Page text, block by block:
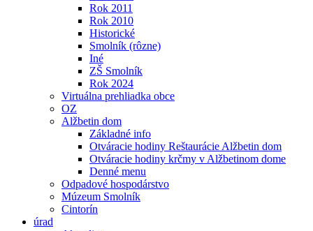
Rok 2011
Rok 2010
Historické
Smolník (rôzne)
Iné
ZŠ Smolník
Rok 2024
Virtuálna prehliadka obce
OZ
Alžbetin dom
Základné info
Otváracie hodiny Reštaurácie Alžbetin dom
Otváracie hodiny krčmy v Alžbetinom dome
Denné menu
Odpadové hospodárstvo
Múzeum Smolník
Cintorín
úrad